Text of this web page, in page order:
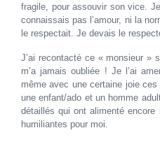
fragile, pour assouvir son vice.
connaissais pas l’amour, ni la
le respectait. Je devais le
J’ai recontacté ce « monsieur »
m’a jamais oubliée ! Je l’ai
même avec une certaine joie
une enfant/ado et un homme
détaillés qui ont alimenté
humiliantes pour moi.